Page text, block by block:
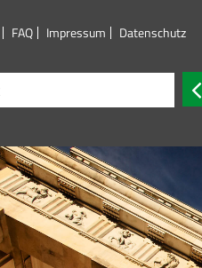
FAQ Impressum Datenschutz